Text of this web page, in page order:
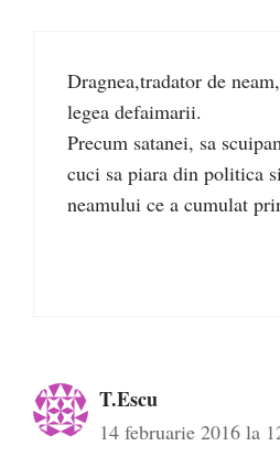
Dragnea,tradator de
legea defaimarii.
Precum satanei, sa
cuci sa piara din politica
neamului ce a cumulat
T.Escu
14 februarie 2016 la